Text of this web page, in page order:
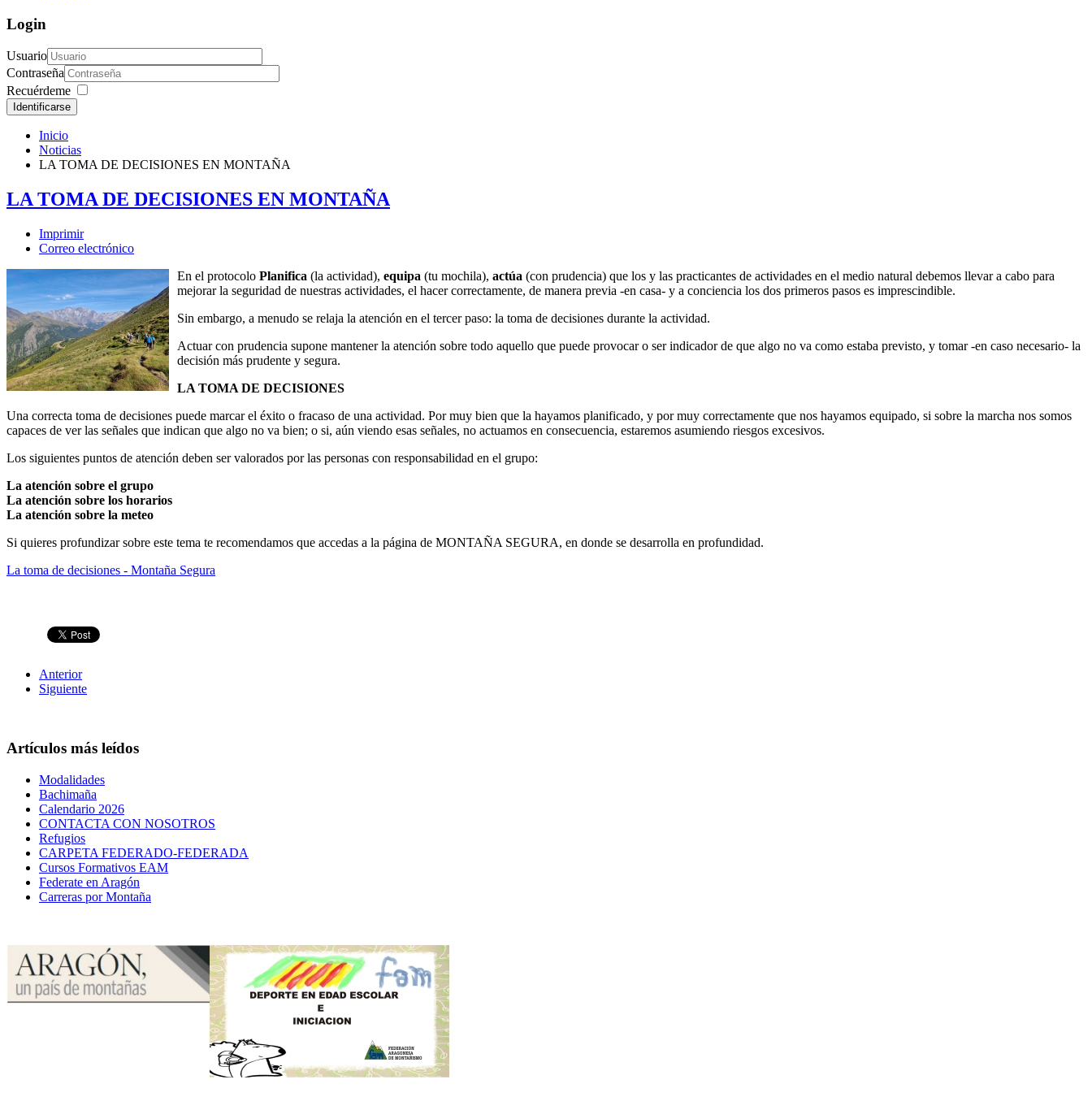
Login
Usuario
Contraseña
Recuérdeme
Identificarse
Inicio
Noticias
LA TOMA DE DECISIONES EN MONTAÑA
LA TOMA DE DECISIONES EN MONTAÑA
Imprimir
Correo electrónico
En el protocolo Planifica (la actividad), equipa (tu mochila), actúa (con prudencia) que los y las practicantes de actividades en el medio natural debemos llevar a cabo para
mejorar la seguridad de nuestras actividades, el hacer correctamente, de manera previa -en casa- y a conciencia los dos primeros pasos es imprescindible.
Sin embargo, a menudo se relaja la atención en el tercer paso: la toma de decisiones durante la actividad.
Actuar con prudencia supone mantener la atención sobre todo aquello que puede provocar o ser indicador de que algo no va como estaba previsto, y tomar -en caso necesario- la
decisión más prudente y segura.
LA TOMA DE DECISIONES
Una correcta toma de decisiones puede marcar el éxito o fracaso de una actividad. Por muy bien que la hayamos planificado, y por muy correctamente que nos hayamos equipado, si sobre la marcha nos somos
capaces de ver las señales que indican que algo no va bien; o si, aún viendo esas señales, no actuamos en consecuencia, estaremos asumiendo riesgos excesivos.
Los siguientes puntos de atención deben ser valorados por las personas con responsabilidad en el grupo:
La atención sobre el grupo
La atención sobre los horarios
La atención sobre la meteo
Si quieres profundizar sobre este tema te recomendamos que accedas a la página de MONTAÑA SEGURA, en donde se desarrolla en profundidad.
La toma de decisiones - Montaña Segura
Anterior
Siguiente
Artículos más leídos
Modalidades
Bachimaña
Calendario 2026
CONTACTA CON NOSOTROS
Refugios
CARPETA FEDERADO-FEDERADA
Cursos Formativos EAM
Federate en Aragón
Carreras por Montaña